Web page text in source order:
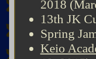
2018
13th JK
Spring
Keio